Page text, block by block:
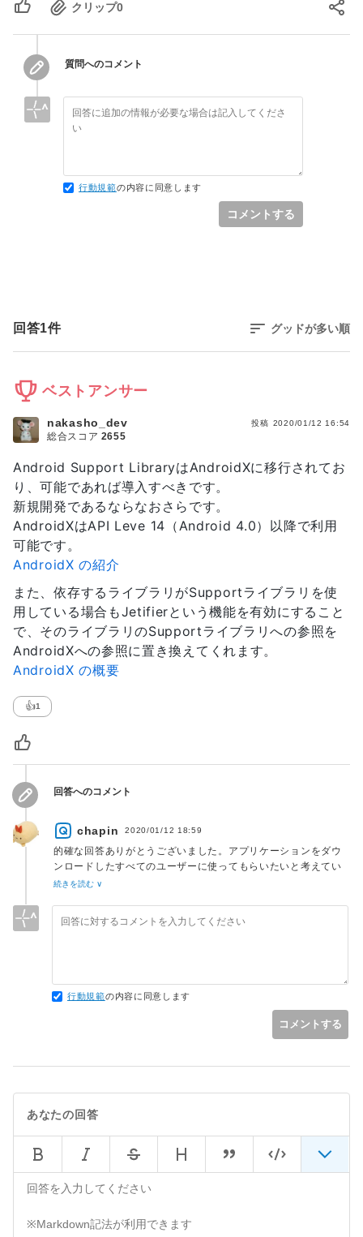
クリップ0
質問へのコメント
行動規範の内容に同意します
コメントする
回答1件 グッドが多い順
ベストアンサー
Android Support LibraryはAndroidXに移行されてお
り、可能であれば導入すべきです。
新規開発であるならなおさらです。
AndroidXはAPI Leve 14（Android 4.0）以降で利用
可能です。
AndroidX の紹介
また、依存するライブラリがSupportライブラリを使
用している場合もJetifierという機能を有効にすること
で、そのライブラリのSupportライブラリへの参照を
AndroidXへの参照に置き換えてくれます。
AndroidX の概要
投稿 2020/01/12 16:54
nakasho_dev
総合スコア 2655
👍1
回答へのコメント
chapin 2020/01/12 18:59
的確な回答ありがとうございました。アプリケーションをダウ
ンロードしたすべてのユーザーに使ってもらいたいと考えてい
ましたので、APIレベルについて心配していました。当方15で
いのでnakasho_devさんのブログも参考にさせていただきま
続きを読む ∨
行動規範の内容に同意します
コメントする
あなたの回答